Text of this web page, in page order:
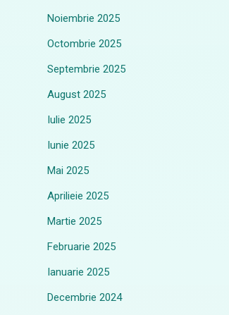
Noiembrie 2025
Octombrie 2025
Septembrie 2025
August 2025
Iulie 2025
Iunie 2025
Mai 2025
Aprilieie 2025
Martie 2025
Februarie 2025
Ianuarie 2025
Decembrie 2024